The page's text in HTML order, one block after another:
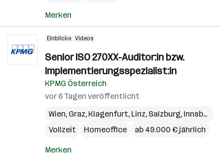
Merken
Einblicke Videos
Senior ISO 270XX-Auditor:in bzw.
Implementierungsspezialist:in
KPMG Österreich
vor 6 Tagen veröffentlicht
Wien, Graz, Klagenfurt, Linz, Salzburg, Innsbruck
Vollzeit
Homeoffice ab 49.000 € jährlich
Merken